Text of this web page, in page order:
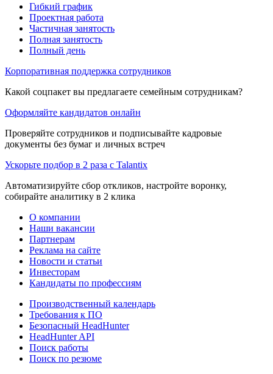
Гибкий график
Проектная работа
Частичная занятость
Полная занятость
Полный день
Корпоративная поддержка сотрудников
Какой соцпакет вы предлагаете семейным сотрудникам?
Оформляйте кандидатов онлайн
Проверяйте сотрудников и подписывайте кадровые
документы без бумаг и личных встреч
Ускорьте подбор в 2 раза с Talantix
Автоматизируйте сбор откликов, настройте воронку,
собирайте аналитику в 2 клика
О компании
Наши вакансии
Партнерам
Реклама на сайте
Новости и статьи
Инвесторам
Кандидаты по профессиям
Производственный календарь
Требования к ПО
Безопасный HeadHunter
HeadHunter API
Поиск работы
Поиск по резюме